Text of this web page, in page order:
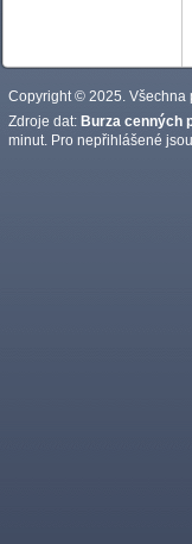
Copyright © 2025. Všechna
Zdroje dat: Burza cenných
minut. Pro nepřihlášené